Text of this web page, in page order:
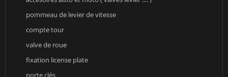
pommeau de levier de vitesse
compte tour
valve de roue
fixation license plate
porte clés